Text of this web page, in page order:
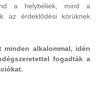
a helybéliek, mind a
az érdeklődési körüknek
minden alkalommal, idén
fogadták a